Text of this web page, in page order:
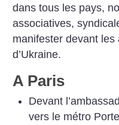
dans tous les pays,
associatives,
manifester devant
d’Ukraine.
A Paris
Devant
vers le métro